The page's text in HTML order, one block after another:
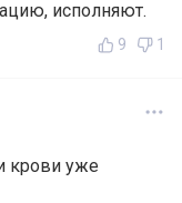
исполняют.
9 1
крови уже